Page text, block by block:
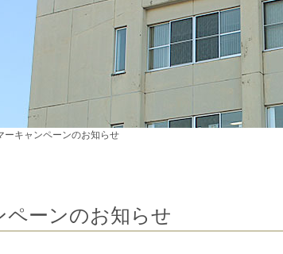
ーキャンペーンのお知らせ
ペーンのお知らせ